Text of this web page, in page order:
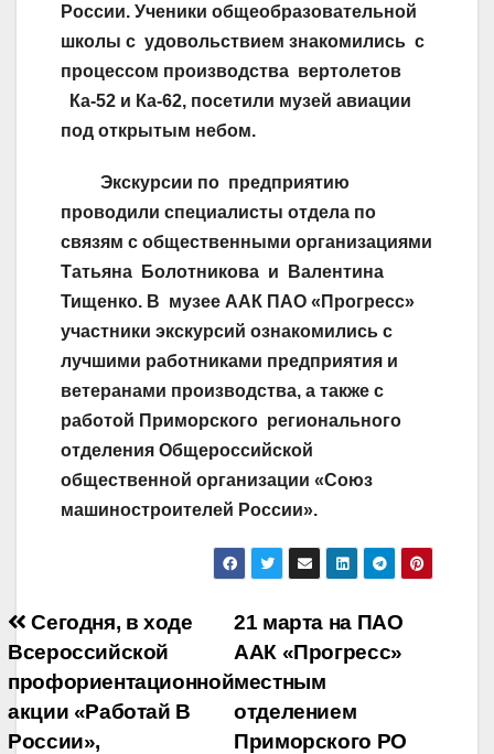
России. Ученики общеобразовательной
школы с удовольствием знакомились с
процессом производства вертолетов
Ка-52 и Ка-62, посетили музей авиации
под открытым небом.
Экскурсии по предприятию
проводили специалисты отдела по
связям с общественными организациями
Татьяна Болотникова и Валентина
Тищенко. В музее ААК ПАО «Прогресс»
участники экскурсий ознакомились с
лучшими работниками предприятия и
ветеранами производства, а также с
работой Приморского регионального
отделения Общероссийской
общественной организации «Союз
машиностроителей России».
Навигация
по
записям
21 марта на ПАО
ААК «Прогресс»
местным
отделением
Приморского РО
Сегодня, в ходе
Всероссийской
профориентационной
акции «Работай В
России»,